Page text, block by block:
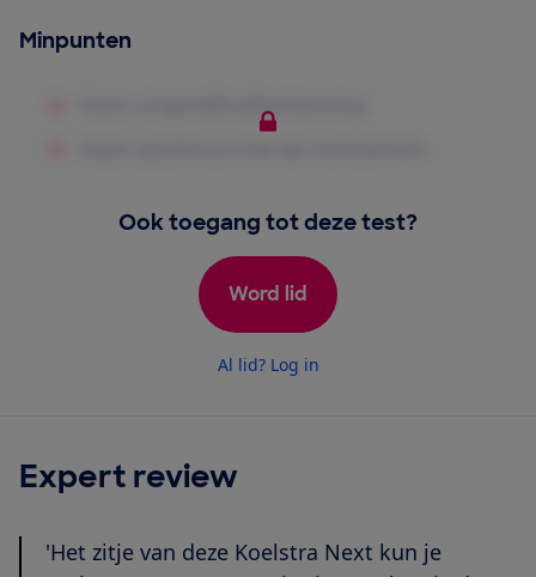
Minpunten
Ook toegang tot deze test?
Word lid
Al lid? Log in
Expert review
'Het zitje van deze Koelstra Next kun je